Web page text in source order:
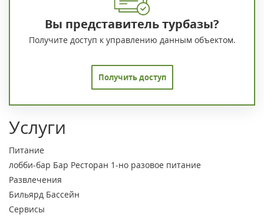
Вы представитель турбазы?
Получите доступ к управлению данным объектом.
Получить доступ
Услуги
Питание
лобби-бар Бар Ресторан 1-но разовое питание
Развлечения
Бильярд Бассейн
Сервисы